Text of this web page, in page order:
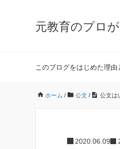
元教育のプロ
このブログをはじめた理由
ホーム / 公文 / 公文は
2020.06.09